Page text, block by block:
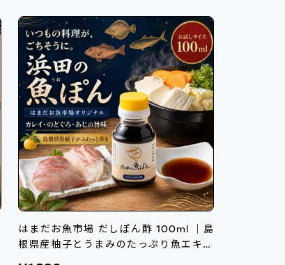
はまだお魚市場 だしぽん酢 100ml ｜島
根県産柚子とうまみのたっぷり魚エキス